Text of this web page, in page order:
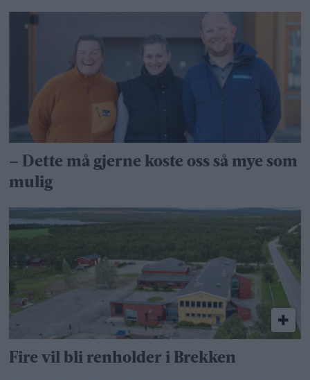
– Dette må gjerne koste oss så mye som
mulig
Fire vil bli renholder i Brekken